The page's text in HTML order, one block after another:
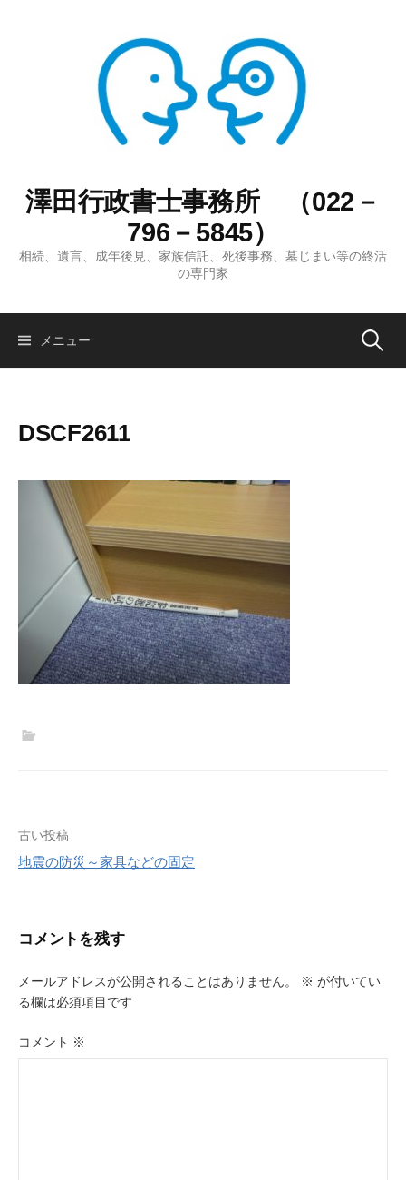
澤田行政書士事務所 （022－
796－5845）
相続、遺言、成年後見、家族信託、死後事務、墓じまい等の終活
の専門家
メニュー 検
DSCF2611
投
稿
ビ
ゲ
ー
シ
古い投稿
地震の防災～家具などの固定
コメントを残す
メールアドレスが公開されることはありません。 ※ が付いてい
る欄は必須項目です
コメント ※